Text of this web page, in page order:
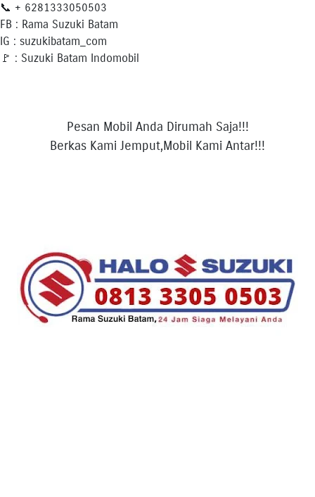
📞 + 6281333050503
FB : Rama Suzuki Batam
IG : suzukibatam_com
🚩 : Suzuki Batam Indomobil
Pesan Mobil Anda Dirumah Saja!!!
Berkas Kami Jemput,Mobil Kami Antar!!!